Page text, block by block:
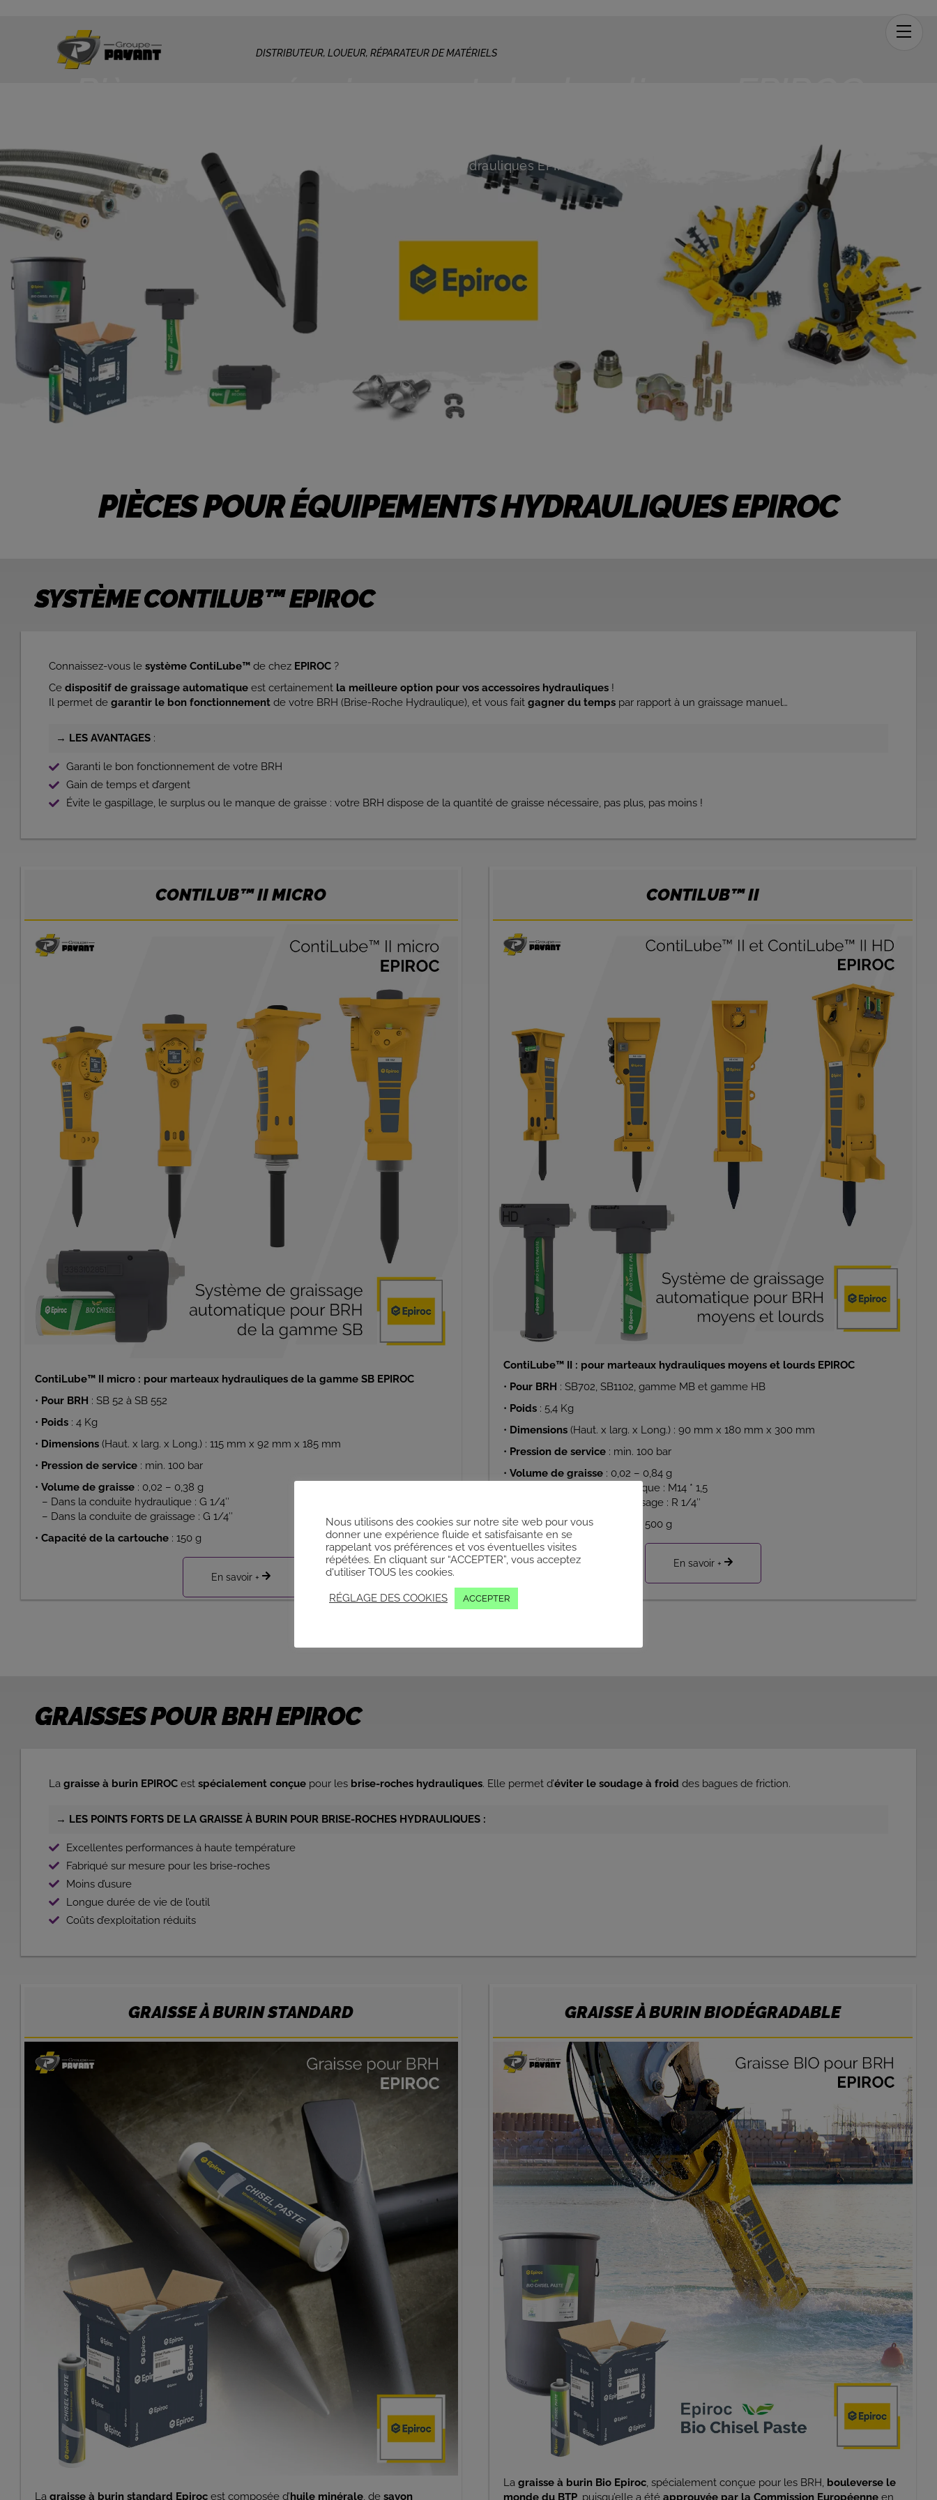
les équipements hydrauliques EPIROC…
DISTRIBUTEUR, LOUEUR, RÉPARATEUR DE MATÉRIELS
PIÈCES POUR ÉQUIPEMENTS HYDRAULIQUES EPIROC
SYSTÈME CONTILUB™ EPIROC
Connaissez-vous le système ContiLube™ de chez EPIROC ?
Ce dispositif de graissage automatique est certainement la meilleure option pour vos accessoires hydrauliques !
Il permet de garantir le bon fonctionnement de votre BRH (Brise-Roche Hydraulique), et vous fait gagner du temps par rapport à un graissage manuel…
→ LES AVANTAGES :
Garanti le bon fonctionnement de votre BRH
Gain de temps et d’argent
Évite le gaspillage, le surplus ou le manque de graisse : votre BRH dispose de la quantité de graisse nécessaire, pas plus, pas moins !
CONTILUB™ II MICRO
ContiLube™ II micro : pour marteaux hydrauliques de la gamme SB EPIROC
• Pour BRH : SB 52 à SB 552
• Poids : 4 Kg
• Dimensions (Haut. x larg. x Long.) : 115 mm x 92 mm x 185 mm
• Pression de service : min. 100 bar
• Volume de graisse : 0,02 – 0,38 g
– Dans la conduite hydraulique : G 1/4″
– Dans la conduite de graissage : G 1/4″
• Capacité de la cartouche : 150 g
En savoir +
CONTILUB™ II
ContiLube™ II : pour marteaux hydrauliques moyens et lourds EPIROC
• Pour BRH : SB702, SB1102, gamme MB et gamme HB
• Poids : 5,4 Kg
• Dimensions (Haut. x larg. x Long.) : 90 mm x 180 mm x 300 mm
• Pression de service : min. 100 bar
•Volume de graisse : 0,02 – 0,84 g
– Dans la conduite hydraulique : M14 * 1,5
– Dans la conduite de graissage : R 1/4″
•Capacité de la cartouche : 500 g
En savoir +
GRAISSES POUR BRH EPIROC
La graisse à burin EPIROC est spécialement conçue pour les brise-roches hydrauliques. Elle permet d’éviter le soudage à froid des bagues de friction.
→ LES POINTS FORTS DE LA GRAISSE À BURIN POUR BRISE-ROCHES HYDRAULIQUES :
Excellentes performances à haute température
Fabriqué sur mesure pour les brise-roches
Moins d’usure
Longue durée de vie de l’outil
Coûts d’exploitation réduits
GRAISSE À BURIN STANDARD
La graisse à burin standard Epiroc est composée d’huile minérale, de savon
GRAISSE À BURIN BIODÉGRADABLE
Lagraisse à burin Bio Epiroc, spécialement conçue pour les BRH, bouleverse le
monde du BTP , puisqu’elle a étéapprouvée par la Commission Européenne en
Nous utilisons des cookies sur notre site web pour vous
donner une expérience fluide et satisfaisante en se
rappelant vos préférences et vos éventuelles visites
répétées. En cliquant sur “ACCEPTER”, vous acceptez
d'utiliser TOUS les cookies.
RÉGLAGE DES COOKIES ACCEPTER